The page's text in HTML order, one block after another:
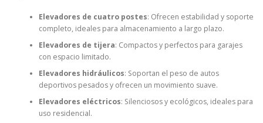
Elevadores de cuatro postes: Ofrecen estabilidad y soporte
completo, ideales para almacenamiento a largo plazo.
Elevadores de tijera: Compactos y perfectos para garajes
con espacio limitado.
Elevadores hidráulicos: Soportan el peso de autos
deportivos pesados y ofrecen un movimiento suave.
Elevadores eléctricos: Silenciosos y ecológicos, ideales para
uso residencial.